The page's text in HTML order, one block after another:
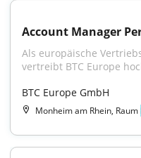
Account Manager
Als europäische
vertreibt BTC Europe
BTC Europe GmbH
Monheim am Rhein, Raum